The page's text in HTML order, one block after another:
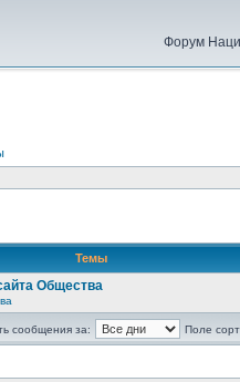
Форум
Темы
Общества
сообщения за:
Поле